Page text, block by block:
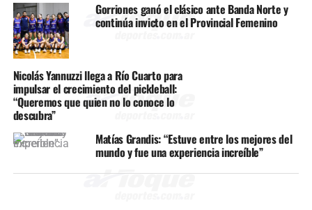
Gorriones ganó el clásico ante Banda Norte y
continúa invicto en el Provincial Femenino
Nicolás Yannuzzi llega a Río Cuarto para
impulsar el crecimiento del pickleball:
“Queremos que quien no lo conoce lo
descubra”
Matías Grandis: “Estuve entre los mejores del
mundo y fue una experiencia increíble”